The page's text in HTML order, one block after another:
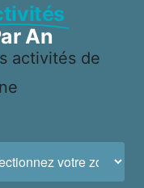
An
activités de